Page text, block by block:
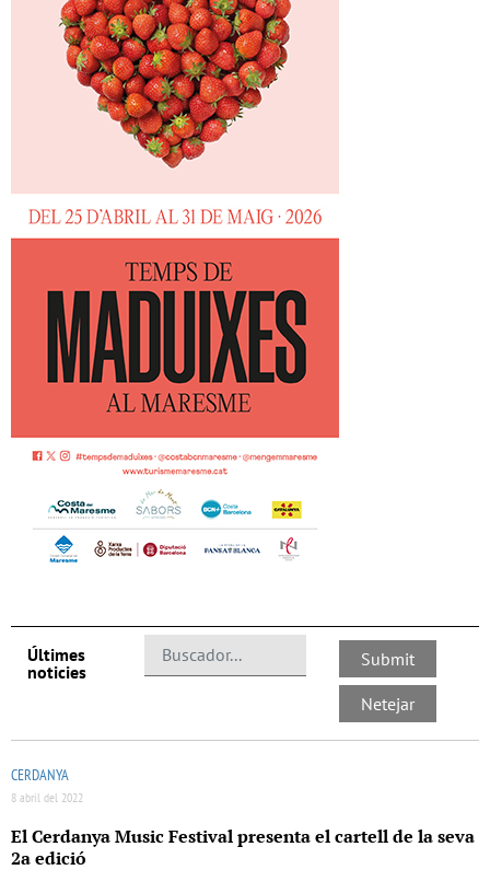
Últimes
noticies
CERDANYA
8 abril del 2022
El Cerdanya Music Festival presenta el cartell de la seva
2a edició